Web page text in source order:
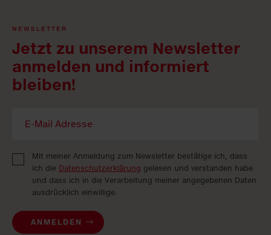
NEWSLETTER
Jetzt zu unserem Newsletter
anmelden und informiert
bleiben!
Mit meiner Anmeldung zum Newsletter bestätige ich, dass
ich die Datenschutzerklärung gelesen und verstanden habe
und dass ich in die Verarbeitung meiner angegebenen Daten
ausdrücklich einwillige.
ANMELDEN